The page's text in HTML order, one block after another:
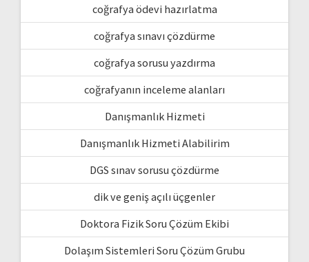
coğrafya ödevi hazırlatma
coğrafya sınavı çözdürme
coğrafya sorusu yazdırma
coğrafyanın inceleme alanları
Danışmanlık Hizmeti
Danışmanlık Hizmeti Alabilirim
DGS sınav sorusu çözdürme
dik ve geniş açılı üçgenler
Doktora Fizik Soru Çözüm Ekibi
Dolaşım Sistemleri Soru Çözüm Grubu